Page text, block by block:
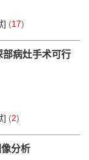
] (17)
病灶手术可行
] (2)
分析